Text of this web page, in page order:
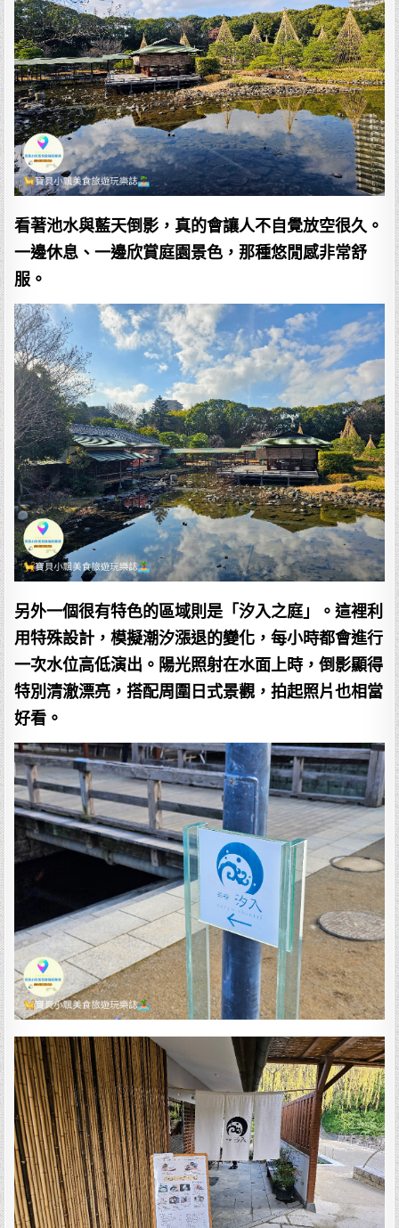
看著池水與藍天倒影，真的會讓人不自覺放空很久。
一邊休息、一邊欣賞庭園景色，那種悠閒感非常舒
服。
另外一個很有特色的區域則是「汐入之庭」。這裡利
用特殊設計，模擬潮汐漲退的變化，每小時都會進行
一次水位高低演出。陽光照射在水面上時，倒影顯得
特別清澈漂亮，搭配周圍日式景觀，拍起照片也相當
好看。